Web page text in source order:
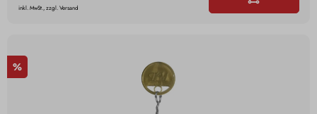
inkl. MwSt., zzgl. Versand
%